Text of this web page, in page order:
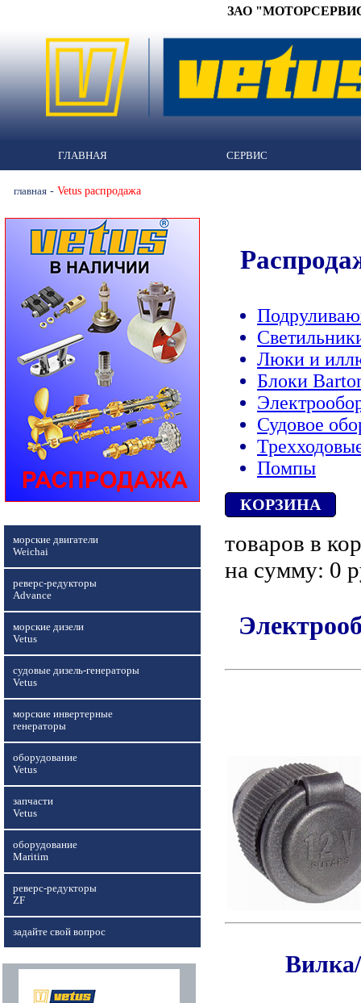
ЗАО "МОТОРСЕРВИС"
ГЛАВНАЯ СЕРВИС
главная - Vetus распродажа
морские двигатели
Weichai
реверс-редукторы
Advance
морские дизели
Vetus
судовые дизель-генераторы
Vetus
морские инвертерные
генераторы
оборудование
Vetus
запчасти
Vetus
оборудование
Maritim
реверс-редукторы
ZF
задайте свой вопрос
Люки и
Блоки
Судовое
Помпы
КОРЗИНА
товаров в
на сумму: 0